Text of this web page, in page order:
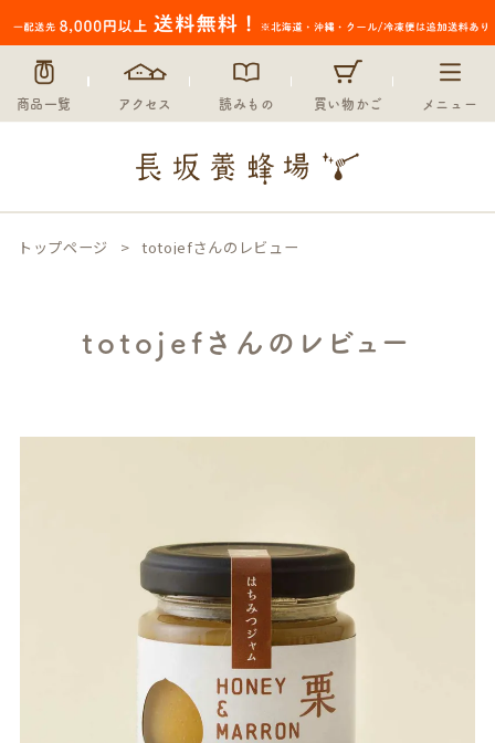
商品一覧 アクセス 読みもの 買い物かご メニュー
トップページ totojefさんのレビュー
totojefさんのレビュー